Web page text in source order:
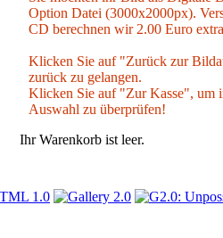
Option Datei (3000x2000px).
CD berechnen wir 2.00 Euro
Klicken Sie auf "Zurück zur
zurück zu gelangen.
Klicken Sie auf "Zur Kasse", um
Auswahl zu überprüfen!
Ihr Warenkorb ist leer.